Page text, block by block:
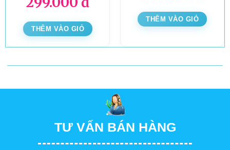
THÊM VÀO GIỎ
THÊM VÀO GIỎ
TƯ VẤN BÁN HÀNG